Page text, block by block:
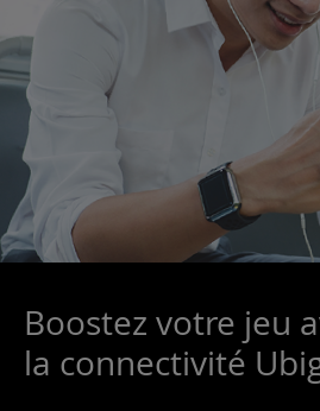
Android
Windows
Boostez votre jeu
la connectivité